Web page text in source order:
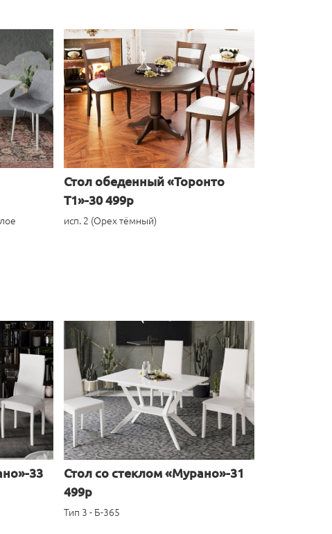
Стол обеденный «Торонто
Т1»-30 499р
исп. 2 (Орех тёмный)
33
Стол со стеклом «Мурано»-31
499р
Тип 3 - Б-365